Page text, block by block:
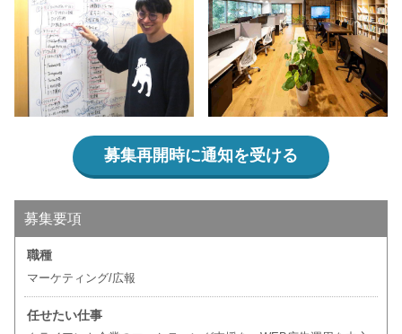
募集再開時に通知を受ける
募集要項
職種
マーケティング/広報
任せたい仕事